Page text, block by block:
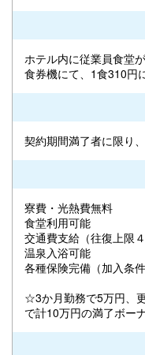
ホテル内に従業員食堂
食券機にて、1食310円
契約期間満了者に限り
寮費・光熱費無料
食堂利用可能
交通費支給（往復上限４
温泉入浴可能
各種保険完備（加入条
☆3か月勤務で5万円、
で計10万円の満了ボー